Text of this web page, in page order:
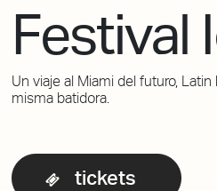
Festival
Un viaje al Miami del futuro,
misma batidora.
tickets